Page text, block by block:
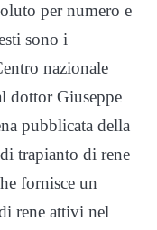
per numero e
sono i
nazionale
dottor Giuseppe
pubblicata della
trapianto di rene
fornisce un
rene attivi nel